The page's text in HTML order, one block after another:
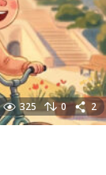
325 0 2